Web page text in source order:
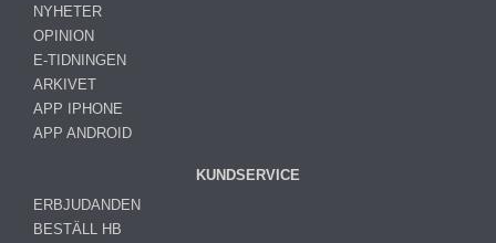
NYHETER
OPINION
E-TIDNINGEN
ARKIVET
APP IPHONE
APP ANDROID
KUNDSERVICE
ERBJUDANDEN
BESTÄLL HB